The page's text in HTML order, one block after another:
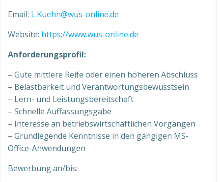
Email: L.Kuehn@wus-online.de
Website: https://www.wus-online.de
Anforderungsprofil:
– Gute mittlere Reife oder einen höheren Abschluss
– Belastbarkeit und Verantwortungsbewusstsein
– Lern- und Leistungsbereitschaft
– Schnelle Auffassungsgabe
– Interesse an betriebswirtschaftlichen Vorgängen
– Grundlegende Kenntnisse in den gängigen MS-
Office-Anwendungen
Bewerbung an/bis: